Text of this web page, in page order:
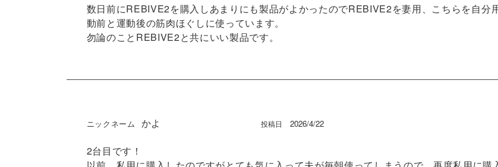
数日前にREBIVE2を購入しあまりにも製品がよかったのでREBIVE2を妻用、こちらを自分
動前と運動後の筋肉ほぐしに使っています。
勿論のことREBIVE2と共にいい製品です。
かよ 投稿日 2026/4/22
2台目です！